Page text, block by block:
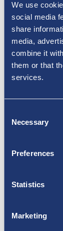
We use
social media
share
media,
combine it
them or that
services.
Selection
Necessary
Preferences
Statistics
Marketing